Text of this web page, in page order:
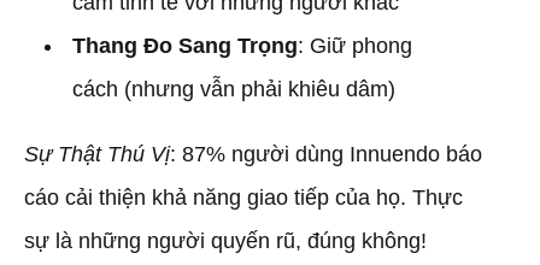
Thang Đo Sang Trọng: Giữ phong
cách (nhưng vẫn phải khiêu dâm)
Sự Thật Thú Vị: 87% người dùng Innuendo báo
cáo cải thiện khả năng giao tiếp của họ. Thực
sự là những người quyến rũ, đúng không!